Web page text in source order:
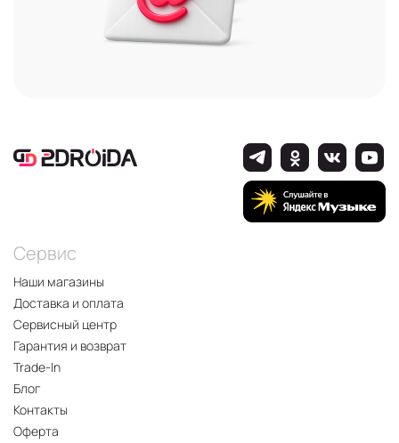
Сервис
Наши магазины
Доставка и оплата
Сервисный центр
Гарантия и возврат
Trade-In
Блог
Контакты
Оферта